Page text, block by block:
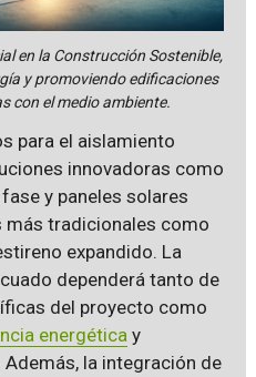
en la Construcción Sostenible,
y promoviendo edificaciones
con el medio ambiente.
para el aislamiento
innovadoras como
y paneles solares
tradicionales como
expandido. La
dependerá tanto de
del proyecto como
energética y
la integración de